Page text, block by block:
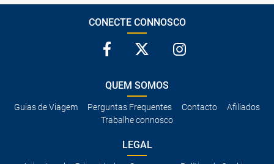
CONECTE CONNOSCO
QUEM SOMOS
Guias de Viagem Perguntas Frequentes Contacto
Afiliados
Trabalhe connosco
LEGAL